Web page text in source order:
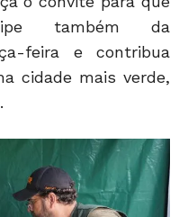
também da
feira e contribua
cidade mais verde,